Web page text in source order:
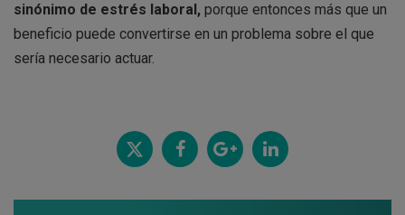
sinónimo de estrés laboral, porque entonces más que un
beneficio puede convertirse en un problema sobre el que
sería necesario actuar.